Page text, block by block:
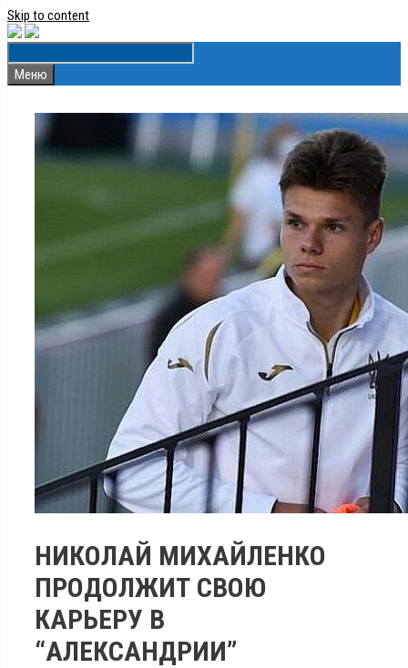
Skip to content
Меню
НИКОЛАЙ МИХАЙЛЕНКО
ПРОДОЛЖИТ СВОЮ
КАРЬЕРУ В
“АЛЕКСАНДРИИ”